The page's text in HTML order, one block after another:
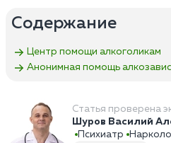
Содержание
Центр помощи алкоголикам
Анонимная помощь
Статья проверена
Шуров Василий
Психиатр